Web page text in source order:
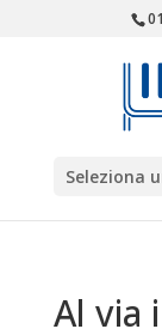
Seleziona
Al via